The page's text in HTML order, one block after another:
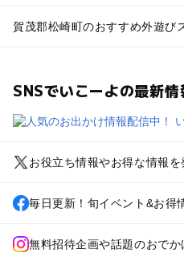
賀茂郡松崎町のおすすめ外遊び
SNSでいこーよの最新情
お役立ち情報やお得な情報を
毎日更新！旬イベント&お得
無料招待企画や話題のおでか